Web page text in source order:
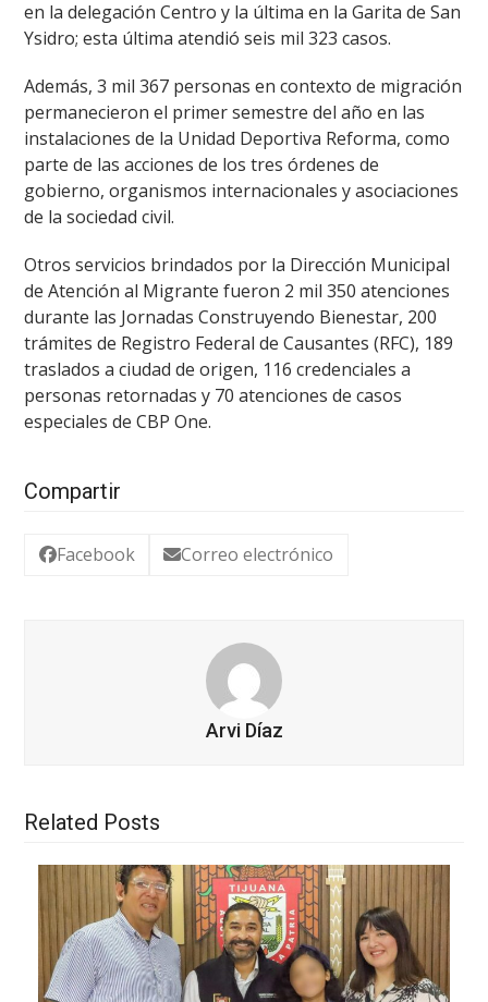
en la delegación Centro y la última en la Garita de San
Ysidro; esta última atendió seis mil 323 casos.
Además, 3 mil 367 personas en contexto de migración
permanecieron el primer semestre del año en las
instalaciones de la Unidad Deportiva Reforma, como
parte de las acciones de los tres órdenes de
gobierno, organismos internacionales y asociaciones
de la sociedad civil.
Otros servicios brindados por la Dirección Municipal
de Atención al Migrante fueron 2 mil 350 atenciones
durante las Jornadas Construyendo Bienestar, 200
trámites de Registro Federal de Causantes (RFC), 189
traslados a ciudad de origen, 116 credenciales a
personas retornadas y 70 atenciones de casos
especiales de CBP One.
Compartir
Facebook Correo electrónico
Arvi Díaz
Related Posts